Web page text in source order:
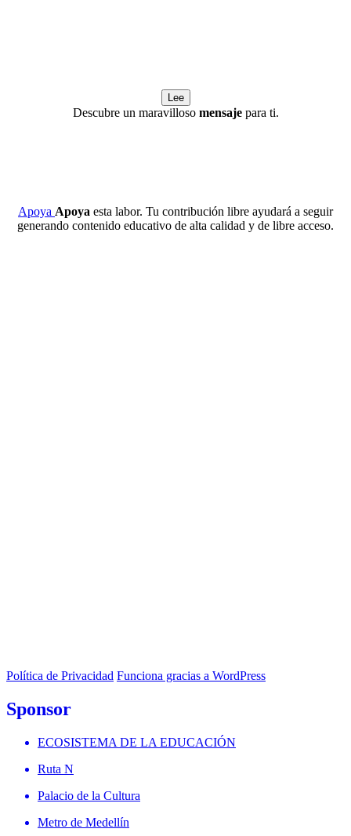
Lee
Descubre un maravilloso mensajepara ti.
Apoya Apoya esta labor. Tu contribución libre ayudará a seguir
generando contenido educativo de alta calidad y de libre acceso.
Política de Privacidad Funciona gracias a WordPress
Sponsor
ECOSISTEMA DE LA EDUCACIÓN
Ruta N
Palacio de la Cultura
Metro de Medellín